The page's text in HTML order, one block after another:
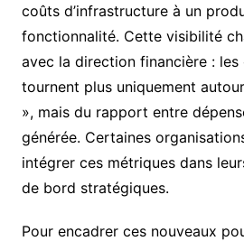
coûts d’infrastructure à un
fonctionnalité. Cette visibilité
avec la direction financière : les
tournent plus uniquement
», mais du rapport entre
générée. Certaines
intégrer ces métriques dans
de bord stratégiques.
Pour encadrer ces nouveaux